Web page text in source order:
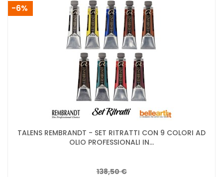
TALENS REMBRANDT - SET RITRATTI CON 9 COLORI AD
OLIO PROFESSIONALI IN...
138,50 €
-6%